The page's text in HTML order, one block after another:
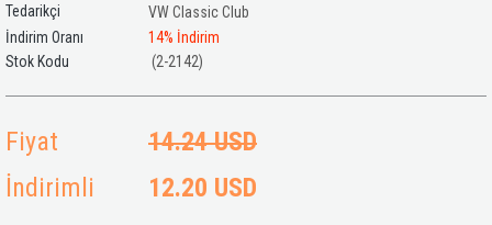
Tedarikçi
VW Classic Club
İndirim Oranı
%
14
İndirim
(2-2142)
Fiyat
14.24 USD
İndirimli
12.20 USD